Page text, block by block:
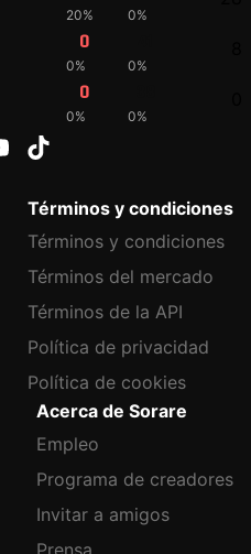
20% 0%
0
0% 0%
0
0% 0%
Términos y condiciones
Términos y condiciones
Términos del mercado
Términos de la API
Política de privacidad
Política de cookies
Acerca de Sorare
Empleo
Programa de creadores
Invitar a amigos
Prensa